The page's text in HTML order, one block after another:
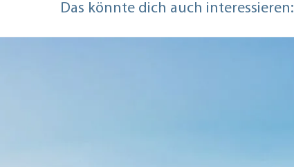
Das könnte dich auch interessieren: